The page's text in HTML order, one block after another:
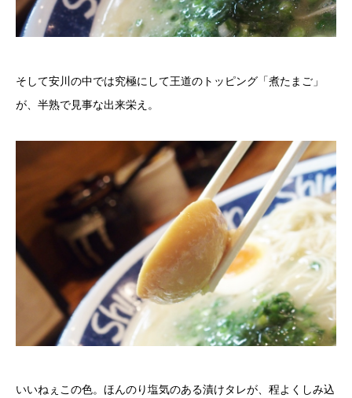
そして安川の中では究極にして王道のトッピング「煮たまご」
が、半熟で見事な出来栄え。
いいねぇこの色。ほんのり塩気のある漬けタレが、程よくしみ込